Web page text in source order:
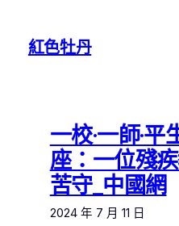
紅色牡丹
一校·一師·
座：一位殘
苦守_中國網
2024 年 7 月 11 日